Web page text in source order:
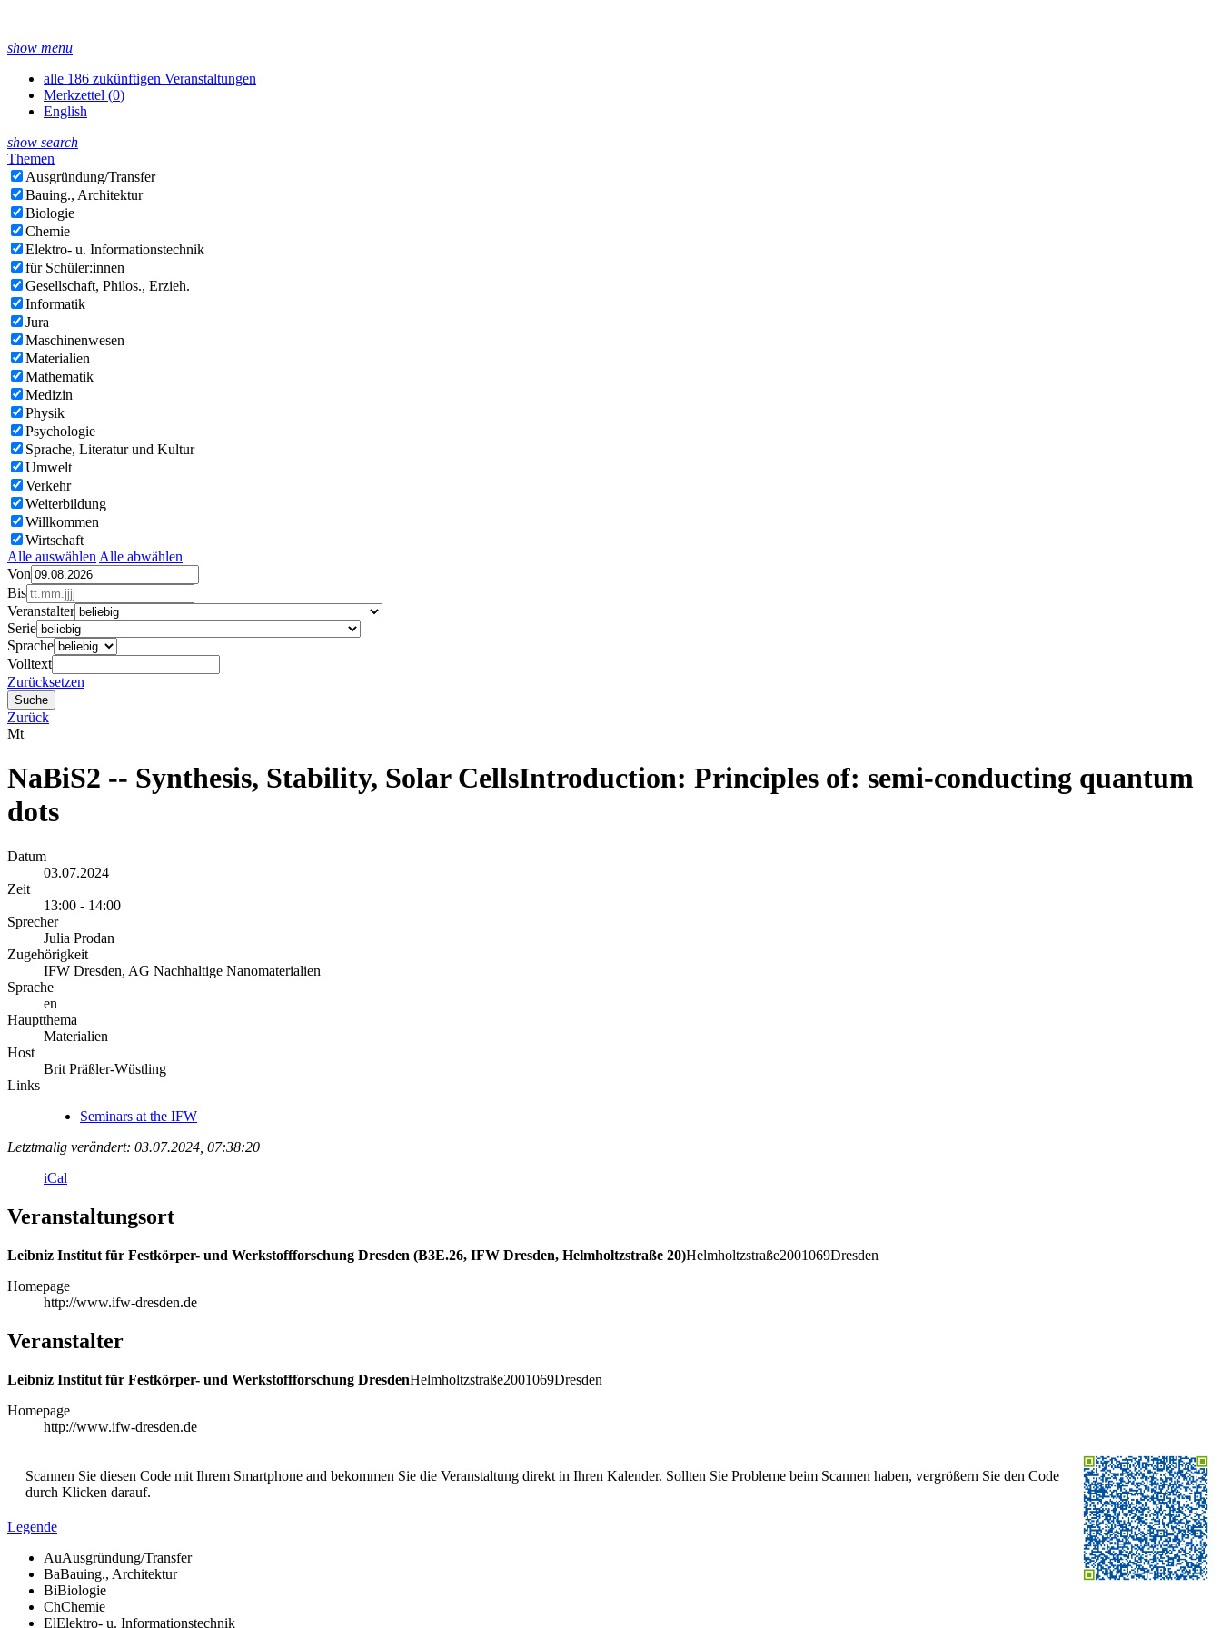
show menu
alle 186 zukünftigen Veranstaltungen
Merkzettel (0)
English
show search
Themen
Ausgründung/Transfer
Bauing., Architektur
Biologie
Chemie
Elektro- u. Informationstechnik
für Schüler:innen
Gesellschaft, Philos., Erzieh.
Informatik
Jura
Maschinenwesen
Materialien
Mathematik
Medizin
Physik
Psychologie
Sprache, Literatur und Kultur
Umwelt
Verkehr
Weiterbildung
Willkommen
Wirtschaft
Alle auswählen Alle abwählen
Von
Bis
Veranstalter
Serie
Sprache
Volltext
Zurücksetzen
Zurück
Mt
NaBiS2 -- Synthesis, Stability, Solar CellsIntroduction: Principles of: semi-conducting quantum
dots
Datum
03.07.2024
Zeit
13:00 - 14:00
Sprecher
Julia Prodan
Zugehörigkeit
IFW Dresden, AG Nachhaltige Nanomaterialien
Sprache
en
Hauptthema
Materialien
Host
Brit Präßler-Wüstling
Links
Seminars at the IFW
Letztmalig verändert: 03.07.2024, 07:38:20
iCal
Veranstaltungsort
Leibniz Institut für Festkörper- und Werkstoffforschung Dresden (B3E.26, IFW Dresden, Helmholtzstraße 20)Helmholtzstraße2001069Dresden
Homepage
http://www.ifw-dresden.de
Veranstalter
Leibniz Institut für Festkörper- und Werkstoffforschung DresdenHelmholtzstraße2001069Dresden
Homepage
http://www.ifw-dresden.de
Scannen Sie diesen Code mit Ihrem Smartphone and bekommen Sie die Veranstaltung direkt in Ihren Kalender. Sollten Sie Probleme beim Scannen haben, vergrößern Sie den Code
durch Klicken darauf.
Legende
AuAusgründung/Transfer
BaBauing., Architektur
BiBiologie
ChChemie
ElElektro- u. Informationstechnik